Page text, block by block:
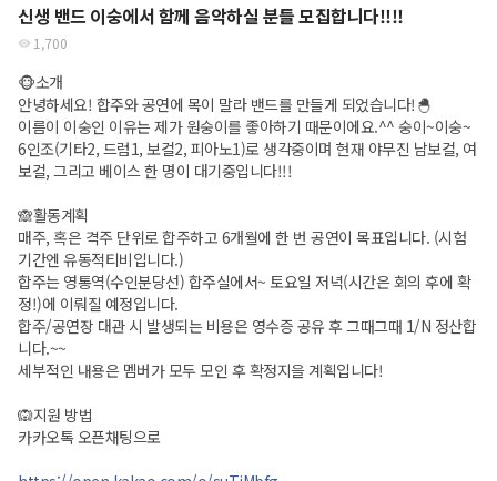
신생 밴드 이숭에서 함께 음악하실 분들 모집합니다!!!!
1,700
🐵소개
안녕하세요! 합주와 공연에 목이 말라 밴드를 만들게 되었습니다!🐣
이름이 이숭인 이유는 제가 원숭이를 좋아하기 때문이에요.^^ 숭이~이숭~
6인조(기타2, 드럼1, 보컬2, 피아노1)로 생각중이며 현재 야무진 남보컬, 여
보컬, 그리고 베이스 한 명이 대기중입니다!!!
🙈활동계획
매주, 혹은 격주 단위로 합주하고 6개월에 한 번 공연이 목표입니다. (시험
기간엔 유동적티비입니다.)
합주는 영통역(수인분당선) 합주실에서~ 토요일 저녁(시간은 회의 후에 확
정!)에 이뤄질 예정입니다.
합주/공연장 대관 시 발생되는 비용은 영수증 공유 후 그때그때 1/N 정산합
니다.~~
세부적인 내용은 멤버가 모두 모인 후 확정지을 계획입니다!
🙉지원 방법
카카오톡 오픈채팅으로